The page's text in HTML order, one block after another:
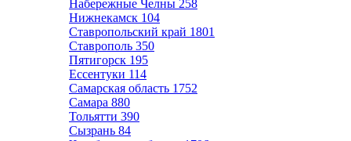
Набережные Челны 258
Нижнекамск 104
Ставропольский край 1801
Ставрополь 350
Пятигорск 195
Ессентуки 114
Самарская область 1752
Самара 880
Тольятти 390
Сызрань 84